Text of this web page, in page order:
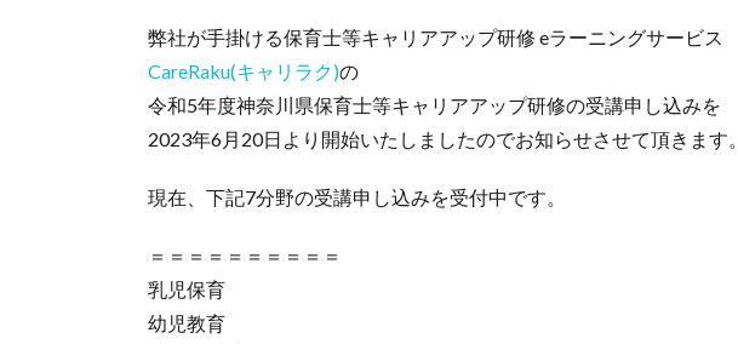
弊社が手掛ける保育士等キャリアアップ研修 eラーニングサービス
CareRaku(キャリラク)の
令和5年度神奈川県保育士等キャリアアップ研修の受講申し込みを
2023年6月20日より開始いたしましたのでお知らせさせて頂きます。
現在、下記7分野の受講申し込みを受付中です。
＝＝＝＝＝＝＝＝＝＝
乳児保育
幼児教育